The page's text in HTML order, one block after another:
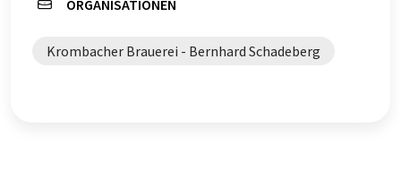
ORGANISATIONEN
Krombacher Brauerei - Bernhard Schadeberg